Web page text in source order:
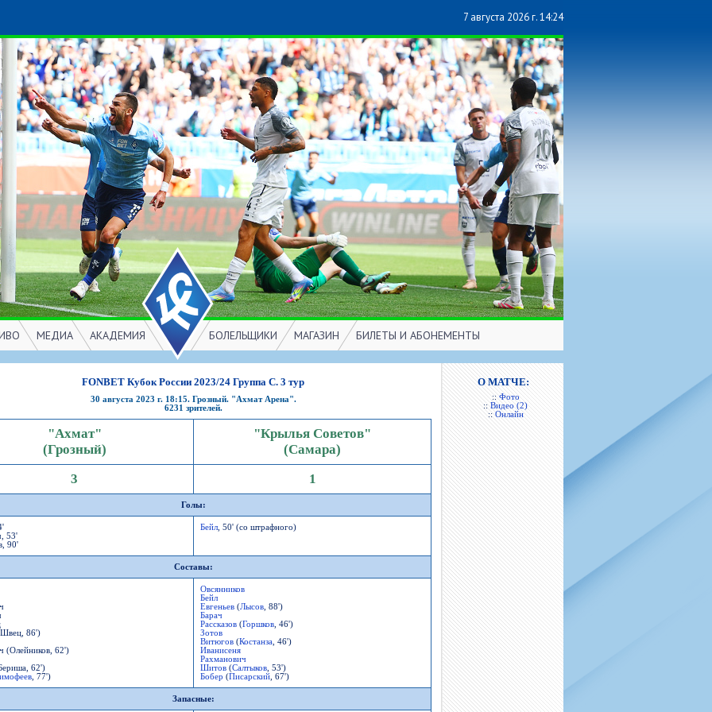
7 августа 2026 г. 14:24
УЕФА
МЕДИА
Фото
Крылья Советов - ТВ
Трансляции матчей
Прочее
АКАДЕМИЯ
БОЛЕЛЬЩИКИ
Твои "Крылья"
Общение
Болельщикам с инвалидностью
Добрые "Крылья"
Правила поведения
Подготовка контролеров-распорядителей
Порядок аккредитации объединений болельщиков
МАГАЗИН
On-line магазин
Точки продаж фирменной атрибутики
БИЛЕТЫ И АБОНЕМЕНТЫ
Карта болельщика
Билеты и абонементы
Билеты на Яндекс Афиша
Skybox
FONBET Кубок России 2023/24 Группа C. 3 тур
30 августа 2023 г. 18:15. Грозный. "Ахмат Арена".
6231 зрителей.
"Ахмат"
(Грозный)
"Крылья Советов"
(Самара)
3
1
Голы:
53'
90'
Бейл , 50' (со штрафного)
Составы:
86')
(Олейников, 62')
62')
, 77')
Овсянников
Бейл
Евгеньев (Лысов , 88')
Барач
Рассказов (Горшков , 46')
Зотов
Витюгов (Костанза , 46')
Иванисеня
Рахманович
Шитов (Салтыков , 53')
Бобер (Писарский , 67')
Запасные:
О МАТЧЕ:
::Фото
::Видео (2)
::Онлайн